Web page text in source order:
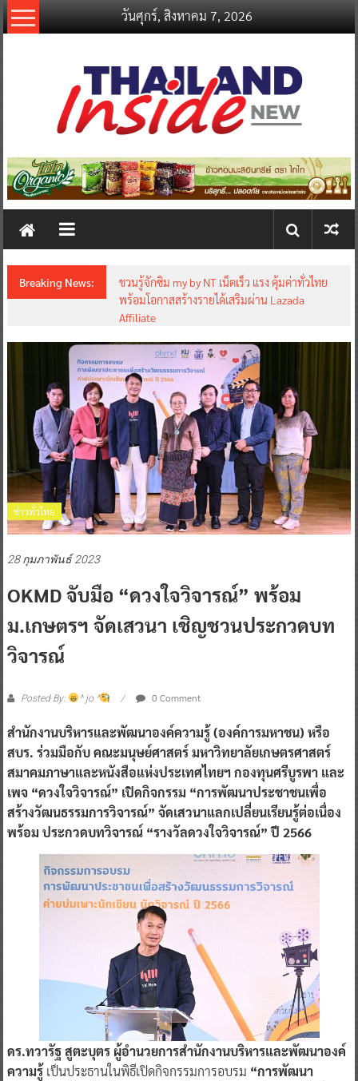
Skip
to
วันศุกร์, สิงหาคม 7, 2026
thailandinsidenew.com
Thailand
New
Breaking News:
ชวนรู้จักซิม my by NT เน็ตเร็ว แรง คุ้มค่าทั่วไทย
พร้อมโอกาสสร้างรายได้เสริมผ่าน Lazada
Affiliate
ข่าวทั่วไทย
28 กุมภาพันธ์ 2023
OKMD จับมือ “ดวงใจวิจารณ์” พร้อม
ม.เกษตรฯ จัดเสวนา เชิญชวนประกวดบท
วิจารณ์
Posted By: ^ jo ^ 0 Comment
สำนักงานบริหารและพัฒนาองค์ความรู้ (องค์การมหาชน) หรือ
สบร. ร่วมมือกับ คณะมนุษย์ศาสตร์ มหาวิทยาลัยเกษตรศาสตร์
สมาคมภาษาและหนังสือแห่งประเทศไทยฯ กองทุนศรีบูรพา และ
เพจ “ดวงใจวิจารณ์” เปิดกิจกรรม “การพัฒนาประชาชนเพื่อ
สร้างวัฒนธรรมการวิจารณ์” จัดเสวนาแลกเปลี่ยนเรียนรู้ต่อเนื่อง
พร้อม ประกวดบทวิจารณ์ “รางวัลดวงใจวิจารณ์” ปี 2566
ดร.ทวารัฐ สูตะบุตร ผู้อำนวยการสำนักงานบริหารและพัฒนาองค์
ความรู้ เป็นประธานในพิธีเปิดกิจกรรมการอบรม “การพัฒนา